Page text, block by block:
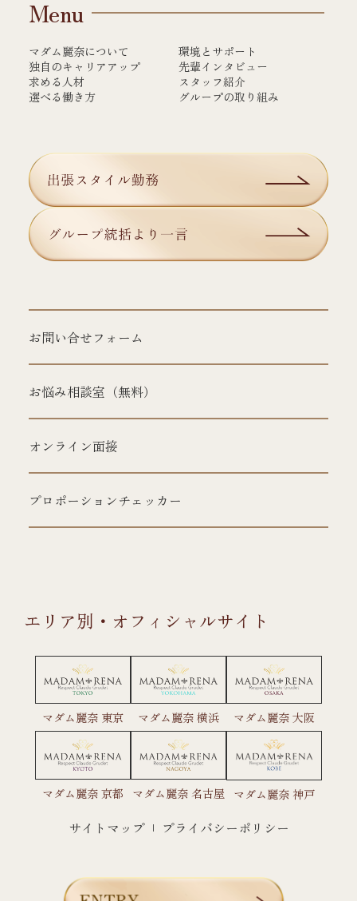
Menu
マダム麗奈について
独自のキャリアアップ
求める人材
選べる働き方
環境とサポート
先輩インタビュー
スタッフ紹介
グループの取り組み
お問い合せフォーム
お悩み相談室（無料）
オンライン面接
プロポーションチェッカー
エリア別・オフィシャルサイト
マダム麗奈 東京 マダム麗奈 横浜 マダム麗奈 大阪
マダム麗奈 京都 マダム麗奈 名古屋 マダム麗奈 神戸
サイトマップ プライバシーポリシー